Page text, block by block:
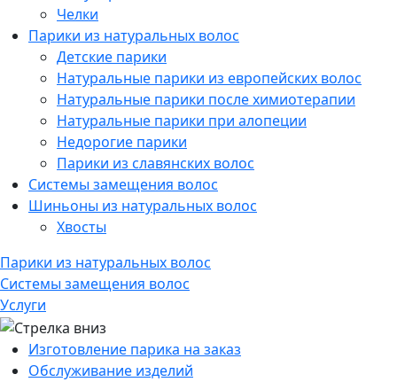
Челки
Парики из натуральных волос
Детские парики
Натуральные парики из европейских волос
Натуральные парики после химиотерапии
Натуральные парики при алопеции
Недорогие парики
Парики из славянских волос
Системы замещения волос
Шиньоны из натуральных волос
Хвосты
Парики из натуральных волос
Системы замещения волос
Услуги
Изготовление парика на заказ
Обслуживание изделий